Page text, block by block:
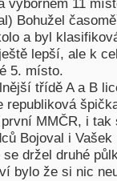
výborném 11
Bohužel
a byl
lepší, ale k
5. místo.
třídě A a B
republiková
MMČR, i tak
Bojoval i
se držel druhé
bylo že si nic